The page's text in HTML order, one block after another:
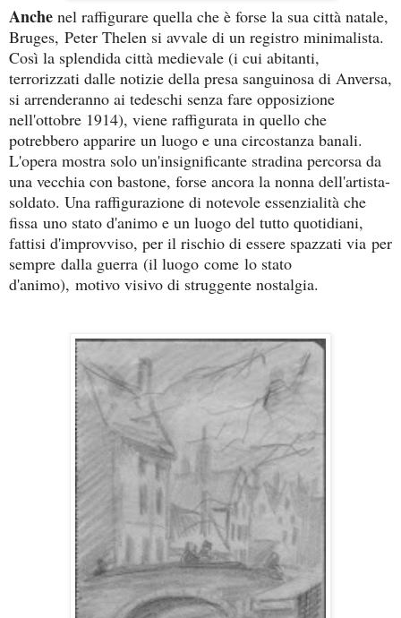
Anche nel raffigurare quella che è forse la sua città natale,
Bruges, Peter Thelen si avvale di un registro minimalista.
Così la splendida città medievale (i cui abitanti,
terrorizzati dalle notizie della presa sanguinosa di Anversa,
si arrenderanno ai tedeschi senza fare opposizione
nell'ottobre 1914), viene raffigurata in quello che
potrebbero apparire un luogo e una circostanza banali.
L'opera mostra solo un'insignificante stradina percorsa da
una vecchia con bastone, forse ancora la nonna dell'artista-
soldato. Una raffigurazione di notevole essenzialità che
fissa uno stato d'animo e un luogo del tutto quotidiani,
fattisi d'improvviso, per il rischio di essere spazzati via per
sempre dalla guerra (il luogo come lo stato
d'animo), motivo visivo di struggente nostalgia.